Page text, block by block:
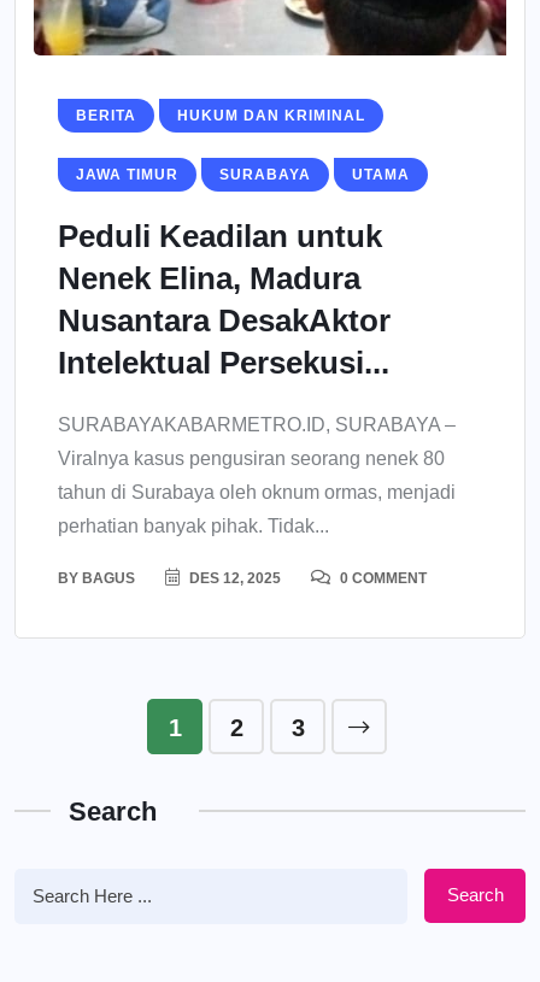
BERITA HUKUM DAN KRIMINAL
JAWA TIMUR SURABAYA UTAMA
Peduli Keadilan untuk
Nenek Elina, Madura
Nusantara DesakAktor
Intelektual Persekusi...
SURABAYAKABARMETRO.ID, SURABAYA –
Viralnya kasus pengusiran seorang nenek 80
tahun di Surabaya oleh oknum ormas, menjadi
perhatian banyak pihak. Tidak...
BY BAGUS DES 12, 2025 0 COMMENT
1 2 3
Search
Search